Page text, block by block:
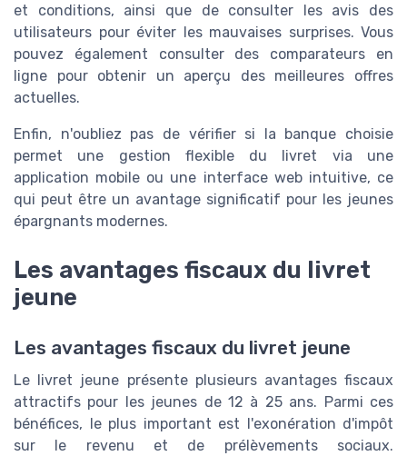
et conditions, ainsi que de consulter les avis des
utilisateurs pour éviter les mauvaises surprises. Vous
pouvez également consulter des comparateurs en
ligne pour obtenir un aperçu des meilleures offres
actuelles.
Enfin, n'oubliez pas de vérifier si la banque choisie
permet une gestion flexible du livret via une
application mobile ou une interface web intuitive, ce
qui peut être un avantage significatif pour les jeunes
épargnants modernes.
Les avantages fiscaux du livret
jeune
Les avantages fiscaux du livret jeune
Le livret jeune présente plusieurs avantages fiscaux
attractifs pour les jeunes de 12 à 25 ans. Parmi ces
bénéfices, le plus important est l'exonération d'impôt
sur le revenu et de prélèvements sociaux.